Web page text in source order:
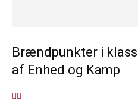
Brændpunkter i
af Enhed og Kamp